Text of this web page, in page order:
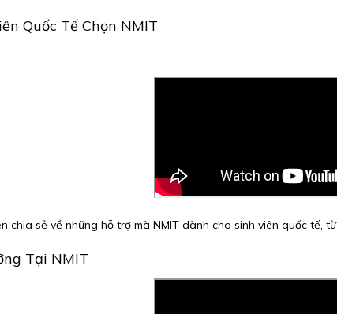
Quốc Tế Chọn NMIT
chia sẻ về những hỗ trợ mà NMIT dành cho sinh viên quốc
Tại NMIT